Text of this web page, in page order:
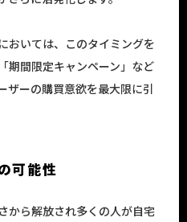
おいては、このタイミングを
期間限定キャンペーン」など
ザーの購買意欲を最大限に引
可能性
から解放され多くの人が自宅